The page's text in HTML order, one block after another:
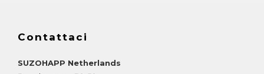
Contattaci
SUZOHAPP Netherlands